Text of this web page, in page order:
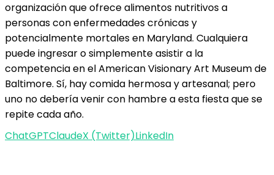
organización que ofrece alimentos nutritivos a
personas con enfermedades crónicas y
potencialmente mortales en Maryland. Cualquiera
puede ingresar o simplemente asistir a la
competencia en el American Visionary Art Museum de
Baltimore. Sí, hay comida hermosa y artesanal; pero
uno no debería venir con hambre a esta fiesta que se
repite cada año.
ChatGPTClaudeX (Twitter)LinkedIn